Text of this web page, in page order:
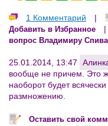
1 Комментарий |
Добавить в Избранное |
вопрос Владимиру
25.01.2014, 13:47
вообще не причем. Это
наоборот будет
размножению.
Оставить свой